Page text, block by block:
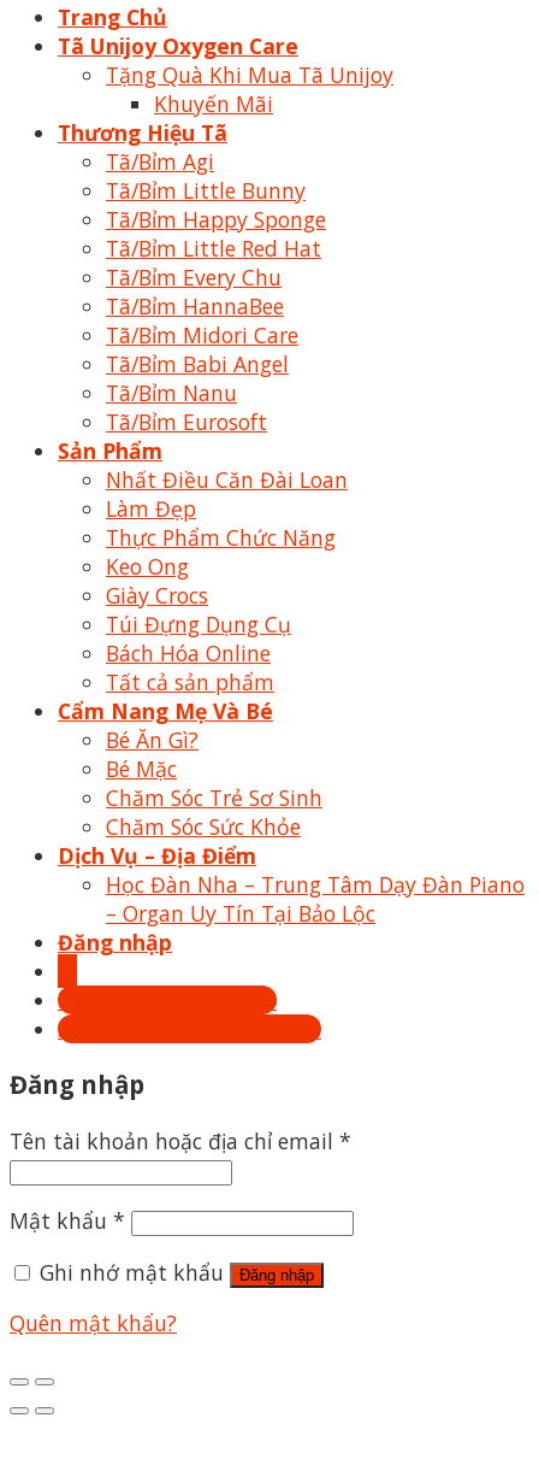
Trang Chủ
Tã Unijoy Oxygen Care
Tặng Quà Khi Mua Tã Unijoy
Khuyến Mãi
Thương Hiệu Tã
Tã/Bỉm Agi
Tã/Bỉm Little Bunny
Tã/Bỉm Happy Sponge
Tã/Bỉm Little Red Hat
Tã/Bỉm Every Chu
Tã/Bỉm HannaBee
Tã/Bỉm Midori Care
Tã/Bỉm Babi Angel
Tã/Bỉm Nanu
Tã/Bỉm Eurosoft
Sản Phẩm
Nhất Điều Căn Đài Loan
Làm Đẹp
Thực Phẩm Chức Năng
Keo Ong
Giày Crocs
Túi Đựng Dụng Cụ
Bách Hóa Online
Tất cả sản phẩm
Cẩm Nang Mẹ Và Bé
Bé Ăn Gì?
Bé Mặc
Chăm Sóc Trẻ Sơ Sinh
Chăm Sóc Sức Khỏe
Dịch Vụ – Địa Điểm
Học Đàn Nha – Trung Tâm Dạy Đàn Piano
– Organ Uy Tín Tại Bảo Lộc
Đăng nhập
Hotline: 0879.26.26.04
Shoptrecon.vn@gmail.com
Đăng nhập
Tên tài khoản hoặc địa chỉ email *
Mật khẩu *
Ghi nhớ mật khẩu
Đăng nhập
Quên mật khẩu?